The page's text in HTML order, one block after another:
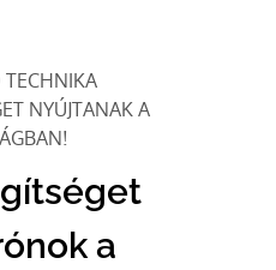
TECHNIKA
NYÚJTANAK A
a